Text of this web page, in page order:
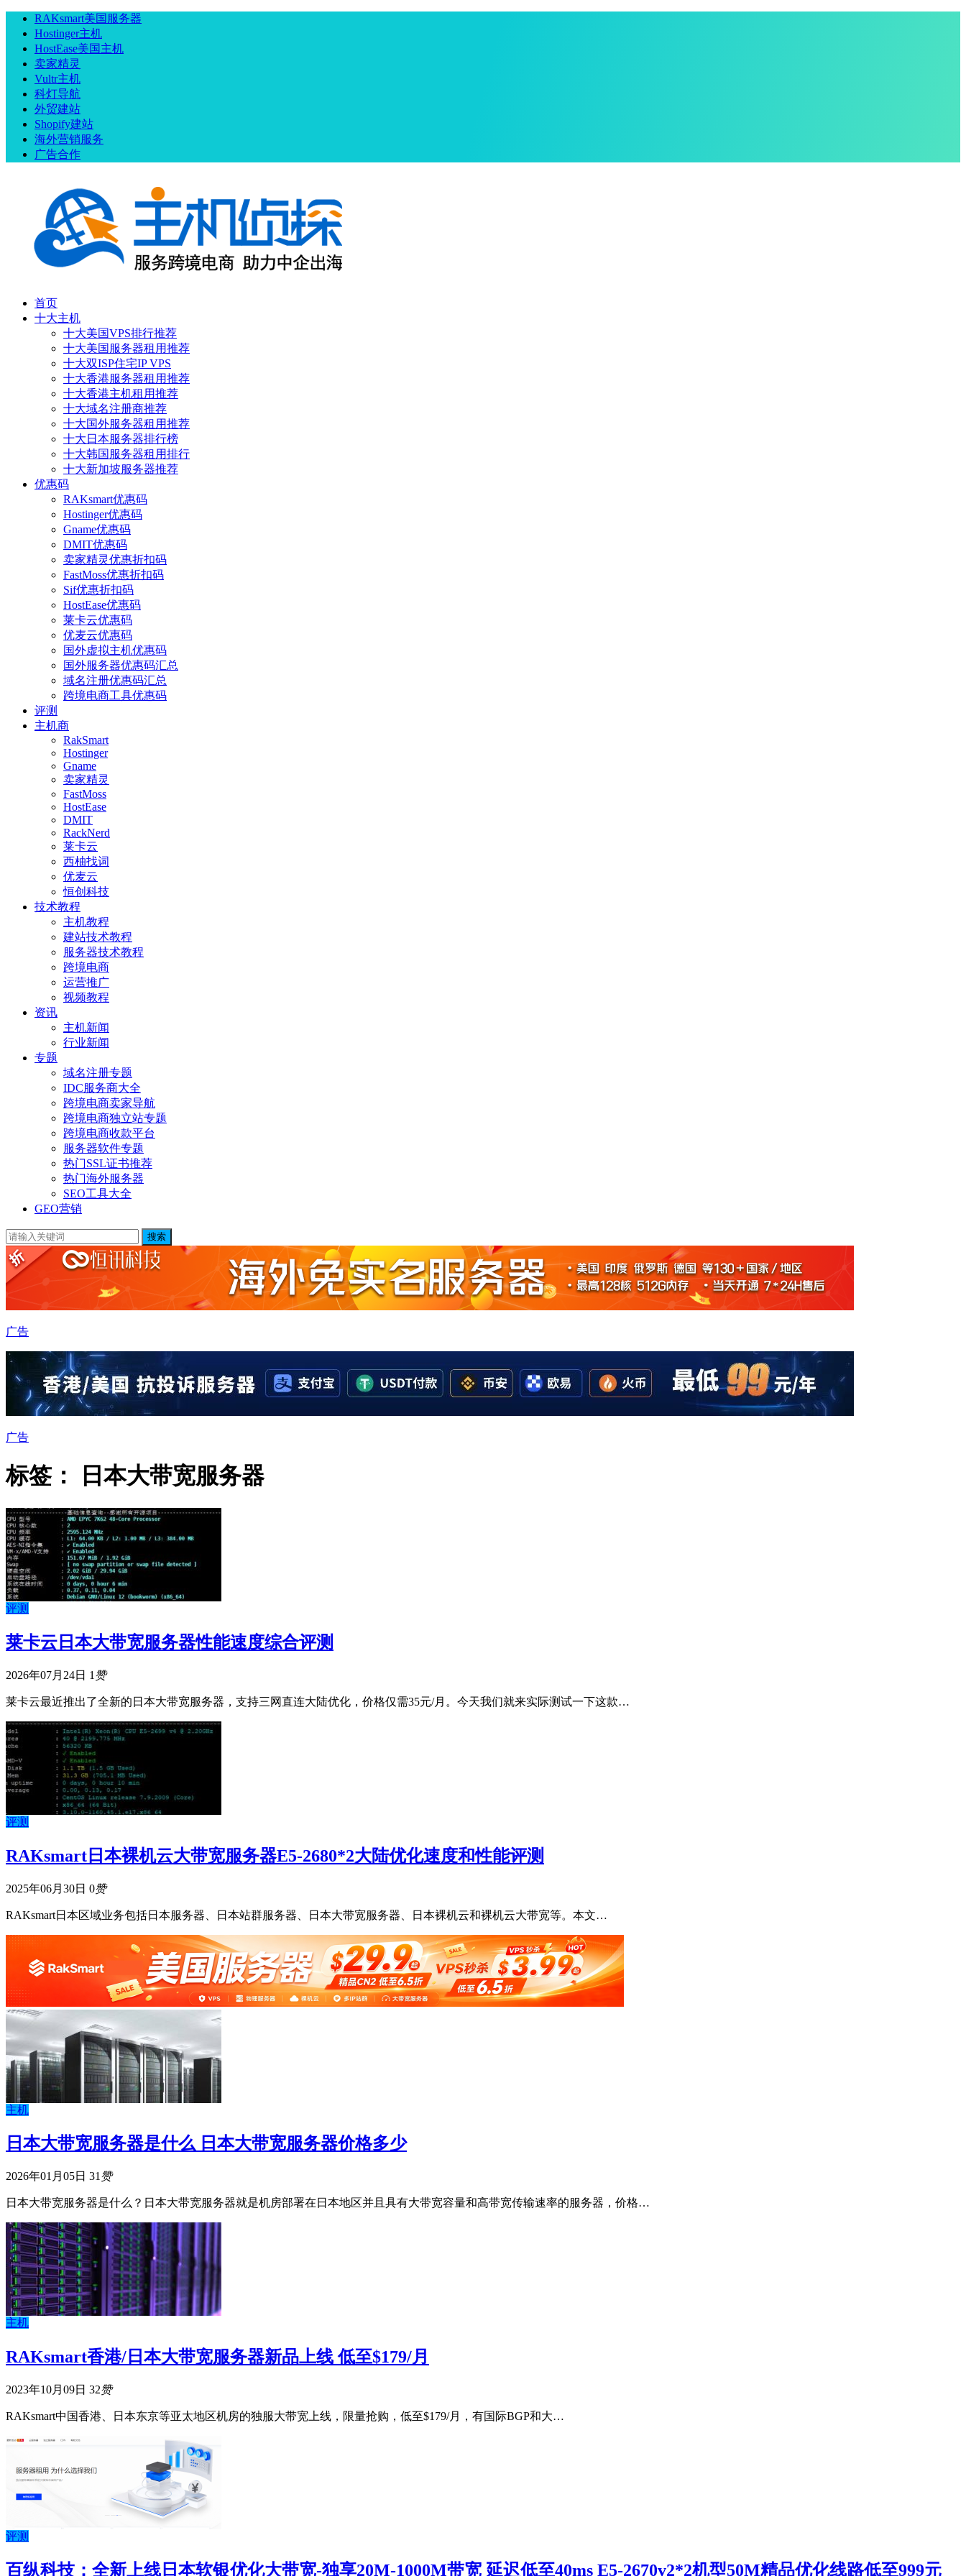
RAKsmart美国服务器
Hostinger主机
HostEase美国主机
卖家精灵
Vultr主机
科灯导航
外贸建站
Shopify建站
海外营销服务
广告合作
首页
十大主机
十大美国VPS排行推荐
十大美国服务器租用推荐
十大双ISP住宅IP VPS
十大香港服务器租用推荐
十大香港主机租用推荐
十大域名注册商推荐
十大国外服务器租用推荐
十大日本服务器排行榜
十大韩国服务器租用排行
十大新加坡服务器推荐
优惠码
RAKsmart优惠码
Hostinger优惠码
Gname优惠码
DMIT优惠码
卖家精灵优惠折扣码
FastMoss优惠折扣码
Sif优惠折扣码
HostEase优惠码
莱卡云优惠码
优麦云优惠码
国外虚拟主机优惠码
国外服务器优惠码汇总
域名注册优惠码汇总
跨境电商工具优惠码
评测
主机商
RakSmart
Hostinger
Gname
卖家精灵
FastMoss
HostEase
DMIT
RackNerd
莱卡云
西柚找词
优麦云
恒创科技
技术教程
主机教程
建站技术教程
服务器技术教程
跨境电商
运营推广
视频教程
资讯
主机新闻
行业新闻
专题
域名注册专题
IDC服务商大全
跨境电商卖家导航
跨境电商独立站专题
跨境电商收款平台
服务器软件专题
热门SSL证书推荐
热门海外服务器
SEO工具大全
GEO营销
搜索
广告
广告
标签： 日本大带宽服务器
评测
莱卡云日本大带宽服务器性能速度综合评测
2026年07月24日 1 赞
莱卡云最近推出了全新的日本大带宽服务器，支持三网直连大陆优化，价格仅需35元/月。今天我们就来实际测试一下这款…
评测
RAKsmart日本裸机云大带宽服务器E5-2680*2大陆优化速度和性能评测
2025年06月30日 0赞
RAKsmart日本区域业务包括日本服务器、日本站群服务器、日本大带宽服务器、日本裸机云和裸机云大带宽等。本文…
主机
日本大带宽服务器是什么 日本大带宽服务器价格多少
2026年01月05日 31 赞
日本大带宽服务器是什么？日本大带宽服务器就是机房部署在日本地区并且具有大带宽容量和高带宽传输速率的服务器，价格…
主机
RAKsmart香港/日本大带宽服务器新品上线 低至$179/月
2023年10月09日 32赞
RAKsmart中国香港、日本东京等亚太地区机房的独服大带宽上线，限量抢购，低至$179/月，有国际BGP和大…
评测
百纵科技：全新上线日本软银优化大带宽-独享20M-1000M带宽 延迟低至40ms E5-2670v2*2机型50M精品优化线路低至999元